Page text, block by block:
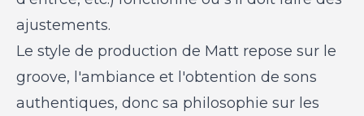
ajustements.
Le style de production de Matt repose sur le
groove, l'ambiance et l'obtention de sons
authentiques, donc sa philosophie sur les